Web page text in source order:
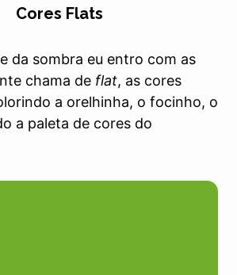
Cores Flats
da sombra eu entro com as
chama de flat, as cores
a orelhinha, o focinho, o
a paleta de cores do